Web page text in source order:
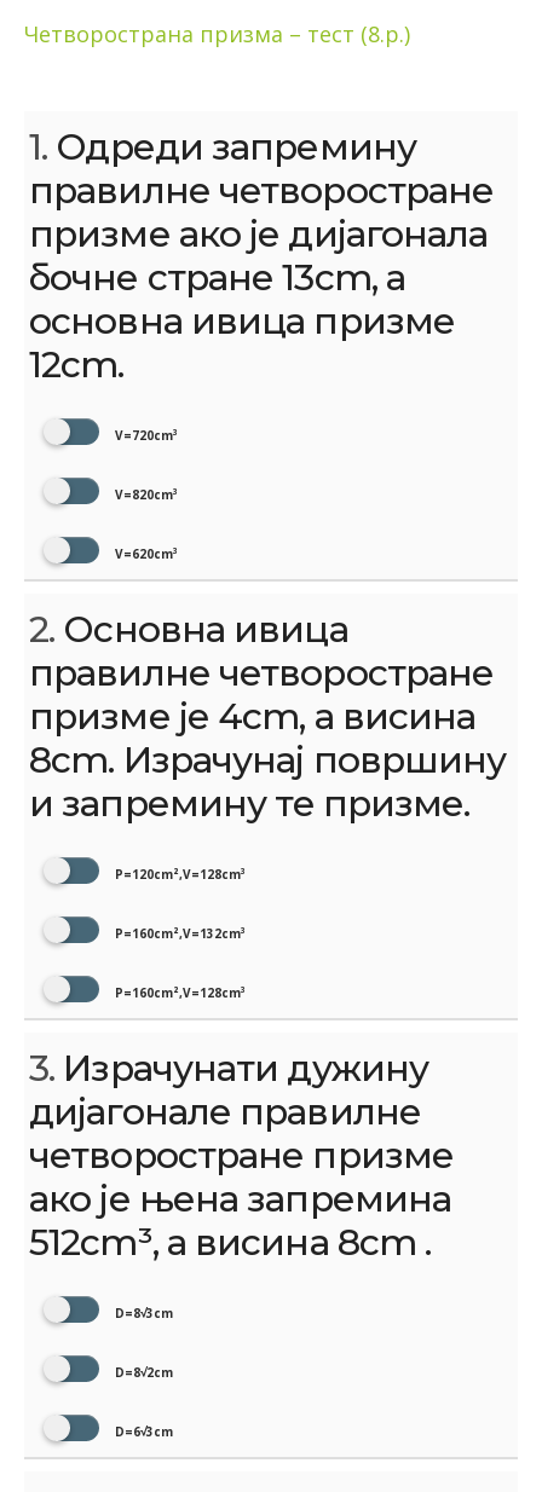
Четворострана призма – тест (8.р.)
1. Одреди запремину
правилне четворостране
призме ако је дијагонала
бочне стране 13cm, а
основна ивица призме
12cm.
V=720cm³
V=820cm³
V=620cm³
2. Основна ивица
правилне четворостране
призме је 4сm, а висина
8сm. Израчунај површину
и запремину тe призме.
P=120cm²,V=128cm³
P=160cm²,V=132cm³
P=160cm²,V=128cm³
3. Израчунати дужину
дијагонале правилне
четворостране призме
ако је њена запремина
512cm³, а висина 8cm .
D=8√3cm
D=8√2cm
D=6√3cm